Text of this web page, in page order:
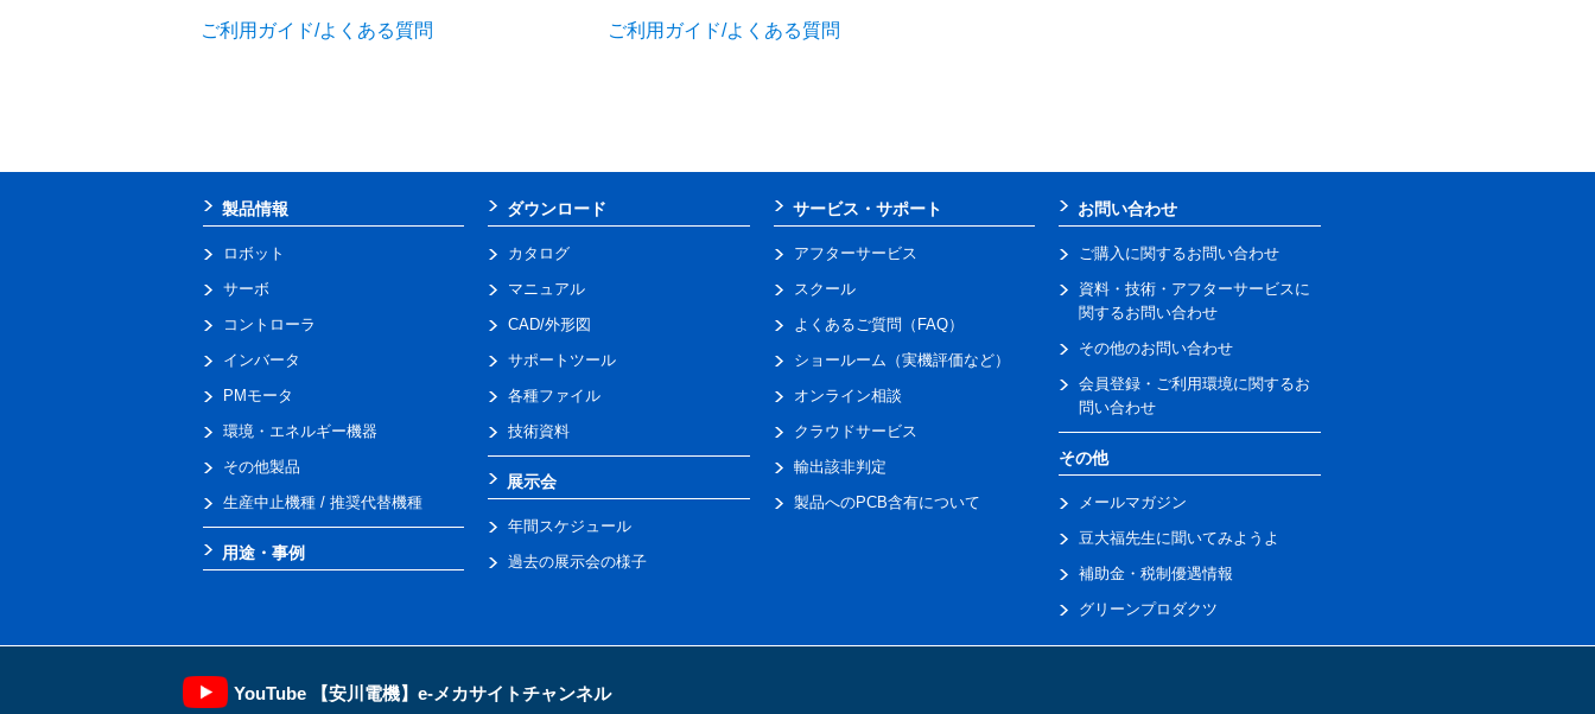
ご利用ガイド/よくある質問 ご利用ガイド/よくある質問
製品情報
ロボット
サーボ
コントローラ
インバータ
PMモータ
環境・エネルギー機器
その他製品
生産中止機種 / 推奨代替機種
用途・事例
ダウンロード
カタログ
マニュアル
CAD/外形図
サポートツール
各種ファイル
技術資料
展示会
年間スケジュール
過去の展示会の様子
サービス・サポート
アフターサービス
スクール
よくあるご質問（FAQ）
ショールーム（実機評価など）
オンライン相談
クラウドサービス
輸出該非判定
製品へのPCB含有について
お問い合わせ
ご購入に関するお問い合わせ
資料・技術・アフターサービスに
関するお問い合わせ
その他のお問い合わせ
会員登録・ご利用環境に関するお
問い合わせ
その他
メールマガジン
豆大福先生に聞いてみようよ
補助金・税制優遇情報
グリーンプロダクツ
YouTube 【安川電機】e-メカサイトチャンネル